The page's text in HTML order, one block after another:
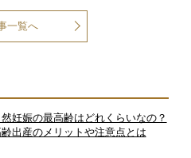
一覧へ
然妊娠の最高齢はどれくらいなの？
出産のメリットや注意点とは